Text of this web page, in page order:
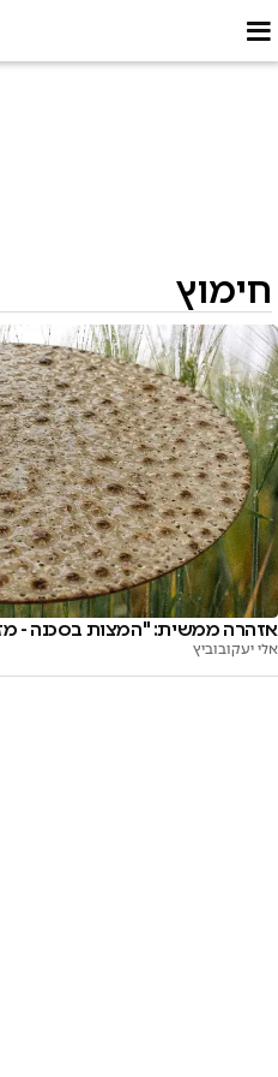
חימוץ
אזהרה ממשית: "המצות בסכנה -
אלי יעקובוביץ